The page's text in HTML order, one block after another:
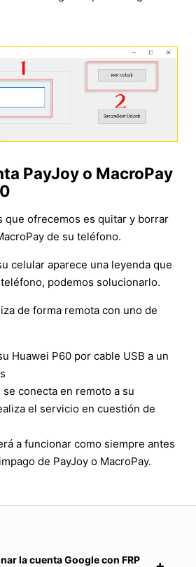
PayJoy o MacroPay
que ofrecemos es quitar y borrar
de su teléfono.
celular aparece una leyenda que
podemos solucionarlo.
de forma remota con uno de
Huawei P60 por cable USB a un
conecta en remoto a su
el servicio en cuestión de
a funcionar como siempre antes
de PayJoy o MacroPay.
la cuenta Google con FRP